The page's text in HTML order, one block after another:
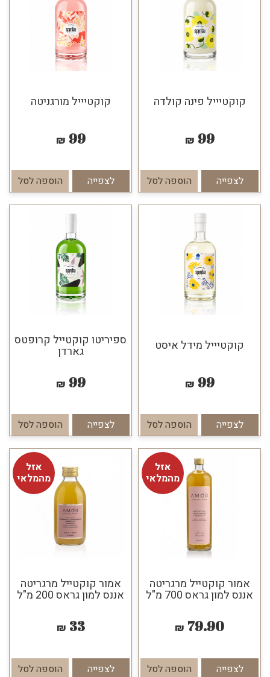
קוקטיייל פינה קולדה
99
₪
לצפייה הוספה לסל
קוקטיייל מורגניטה
99
₪
לצפייה הוספה לסל
קוקטיייל מידל איסט
99
₪
לצפייה הוספה לסל
ספיריטו קוקטייל קרופטס
גארדן
99
₪
לצפייה הוספה לסל
אזל
מהמלאי
אמור קוקטייל מרגריטה
אננס למון גראס 700 מ"ל
79.90
₪
לצפייה הוספה לסל
אזל
מהמלאי
אמור קוקטייל מרגריטה
אננס למון גראס 200 מ"ל
33
₪
לצפייה הוספה לסל